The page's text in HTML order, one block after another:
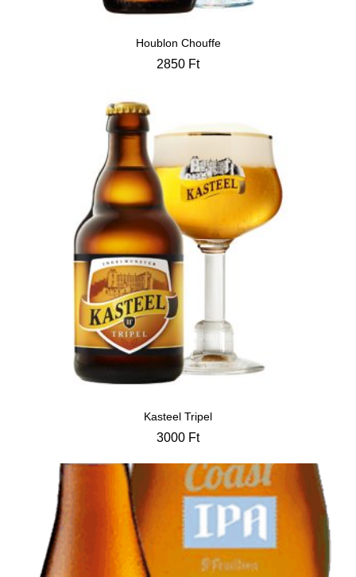
Houblon Chouffe
2850 Ft
Kasteel Tripel
3000 Ft